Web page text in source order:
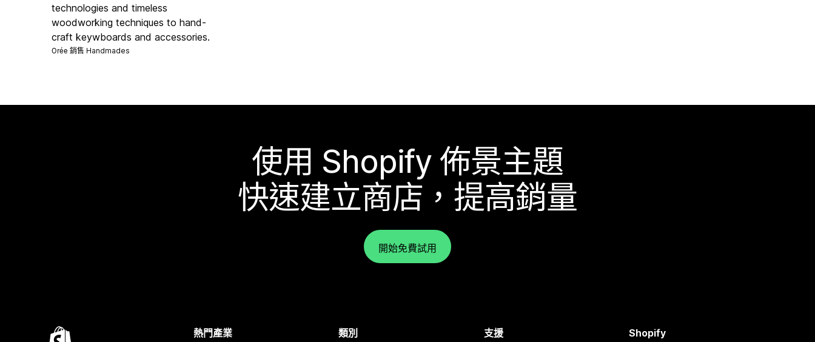
technologies and timeless
woodworking techniques to hand-
craft keywboards and accessories.
Orée 銷售 Handmades
使用 Shopify 佈景主題
快速建立商店，提高銷量
開始免費試用
熱門產業 類別 支援 Shopify